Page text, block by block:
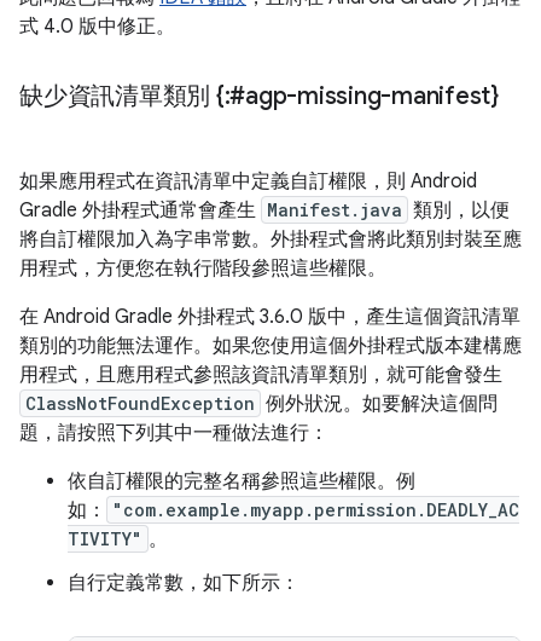
式 4.0 版中修正。
缺少資訊清單類別 {:#agp-missing-manifest}
如果應用程式在資訊清單中定義自訂權限，則 Android
Gradle 外掛程式通常會產生 Manifest.java 類別，以便
將自訂權限加入為字串常數。外掛程式會將此類別封裝至應
用程式，方便您在執行階段參照這些權限。
在 Android Gradle 外掛程式 3.6.0 版中，產生這個資訊清單
類別的功能無法運作。如果您使用這個外掛程式版本建構應
用程式，且應用程式參照該資訊清單類別，就可能會發生
ClassNotFoundException 例外狀況。如要解決這個問
題，請按照下列其中一種做法進行：
依自訂權限的完整名稱參照這些權限。例
如：
"com.example.myapp.permission.DEADLY_AC
TIVITY" 。
自行定義常數，如下所示：